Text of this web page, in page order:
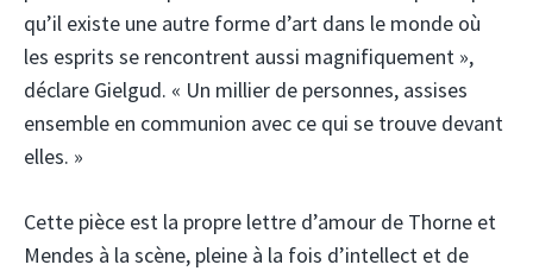
qu’il existe une autre forme d’art dans le monde où
les esprits se rencontrent aussi magnifiquement »,
déclare Gielgud. « Un millier de personnes, assises
ensemble en communion avec ce qui se trouve devant
elles. »
Cette pièce est la propre lettre d’amour de Thorne et
Mendes à la scène, pleine à la fois d’intellect et de